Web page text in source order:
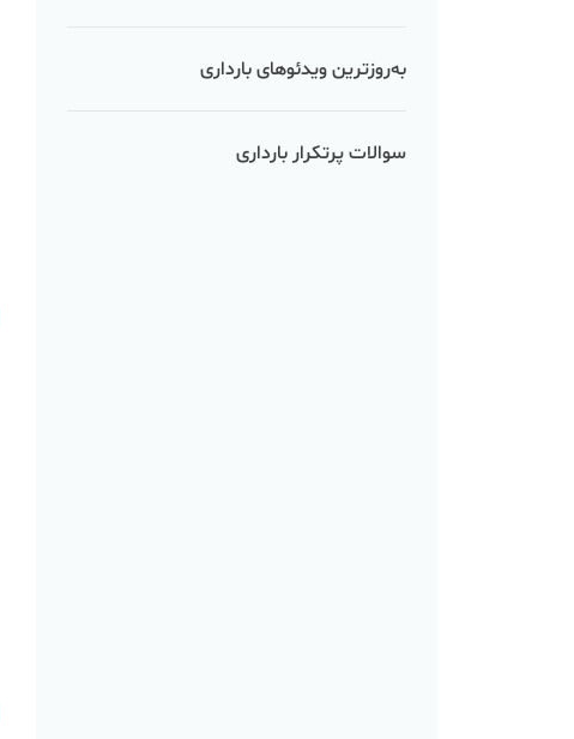
به‌روزترین ویدئوهای بارداری
سوالات پرتکرار بارداری